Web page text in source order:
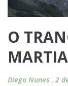
O
Diego Nunes , 2